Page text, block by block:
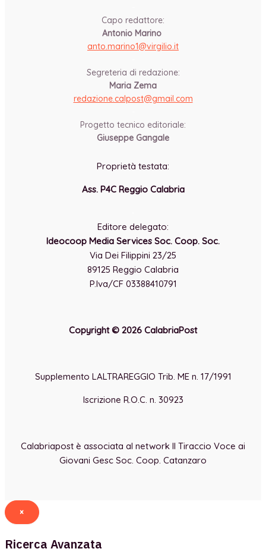
Capo redattore:
Antonio Marino
anto.marino1@virgilio.it
Segreteria di redazione:
Maria Zema
redazione.calpost@gmail.com
Progetto tecnico editoriale:
Giuseppe Gangale
Proprietà testata:
Ass. P4C Reggio Calabria
Editore delegato:
Ideocoop Media Services Soc. Coop. Soc.
Via Dei Filippini 23/25
89125 Reggio Calabria
P.Iva/CF 03388410791
Copyright © 2026 CalabriaPost
Supplemento LALTRAREGGIO Trib. ME n. 17/1991
Iscrizione R.O.C. n. 30923
Calabriapost è associata al network Il Tiraccio Voce ai
Giovani Gesc Soc. Coop. Catanzaro
×
Ricerca Avanzata